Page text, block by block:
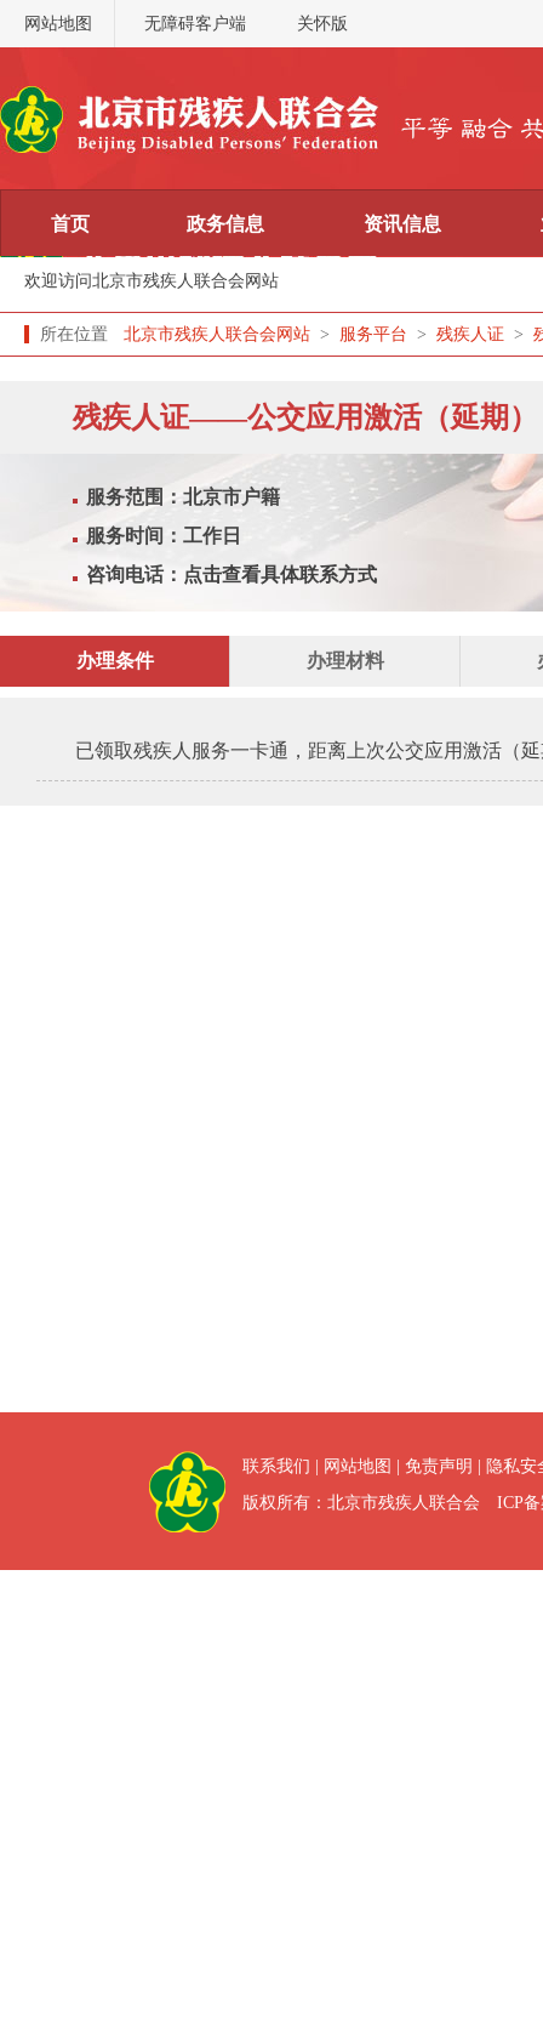
网站地图 无障碍客户端 关怀版
首页
欢迎访问北京市残疾人联合会网站
政务信息 资讯信息
所在位置 北京市残疾人联合会网站 > 服务平台 > 残疾人证 >
残疾人证——公交应用激活（延期）
服务范围：北京市户籍
服务时间：工作日
咨询电话： 点击查看具体联系方式
办理条件
已领取残疾人服务一卡通，距离上次公交应用激活（延
办理材料
联系我们 网站地图 免责声明
隐私
版权所有：北京市残疾人联合会 ICP